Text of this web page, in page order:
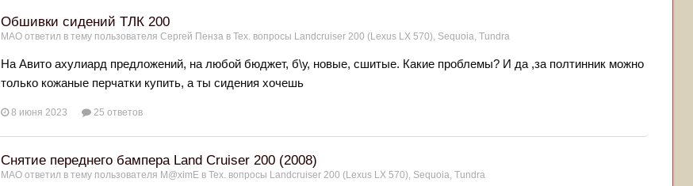
Обшивки сидений ТЛК 200
МАО ответил в тему пользователя Сергей Пенза в Тех. вопросы Landcruiser 200 (Lexus LX 570), Sequoia, Tundra
На Авито ахулиард предложений, на любой бюджет, б\у, новые, сшитые. Какие проблемы? И да ,за полтинник можно
только кожаные перчатки купить, а ты сидения хочешь
8 июня 2023 25 ответов
Снятие переднего бампера Land Cruiser 200 (2008)
МАО ответил в тему пользователя M@ximE в Тех. вопросы Landcruiser 200 (Lexus LX 570), Sequoia, Tundra